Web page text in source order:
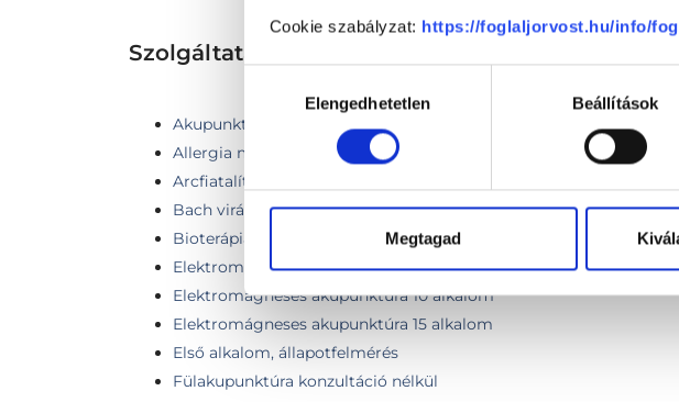
Cookie szabályzat: https://foglaljorvost.hu/info/
kiválasztásaElengedhetetlen Beállítások
Megtagad
Szolgáltatások
Akupunktúra tűcsere
Allergia megelőző kezelés
Arcfiatalító kezelés
Bach virágterápia
Bioterápiás injekciós akupunktúra / testtájanként
Elektromágneses akupunktúra
Elektromágneses akupunktúra 10 alkalom
Elektromágneses akupunktúra 15 alkalom
Első alkalom, állapotfelmérés
Fülakupunktúra konzultáció nélkül